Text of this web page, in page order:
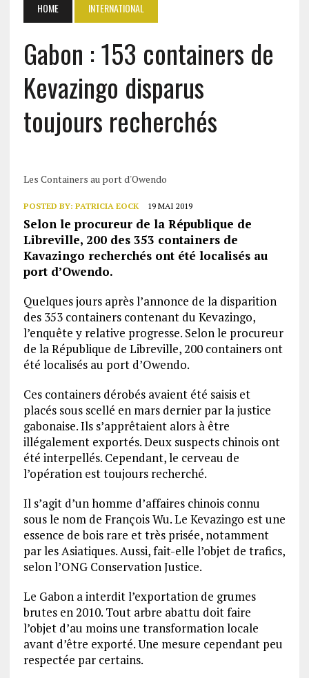
HOME INTERNATIONAL
Gabon : 153 containers de
Kevazingo disparus
toujours recherchés
Les Containers au port d'Owendo
POSTED BY: PATRICIA EOCK 19 MAI 2019
Selon le procureur de la République de
Libreville, 200 des 353 containers de
Kavazingo recherchés ont été localisés au
port d’Owendo.
Quelques jours après l’annonce de la disparition
des 353 containers contenant du Kevazingo,
l’enquête y relative progresse. Selon le procureur
de la République de Libreville, 200 containers ont
été localisés au port d’Owendo.
Ces containers dérobés avaient été saisis et
placés sous scellé en mars dernier par la justice
gabonaise. Ils s’apprêtaient alors à être
illégalement exportés. Deux suspects chinois ont
été interpellés. Cependant, le cerveau de
l’opération est toujours recherché.
Il s’agit d’un homme d’affaires chinois connu
sous le nom de François Wu. Le Kevazingo est une
essence de bois rare et très prisée, notamment
par les Asiatiques. Aussi, fait-elle l’objet de trafics,
selon l’ONG Conservation Justice.
Le Gabon a interdit l’exportation de grumes
brutes en 2010. Tout arbre abattu doit faire
l’objet d’au moins une transformation locale
avant d’être exporté. Une mesure cependant peu
respectée par certains.